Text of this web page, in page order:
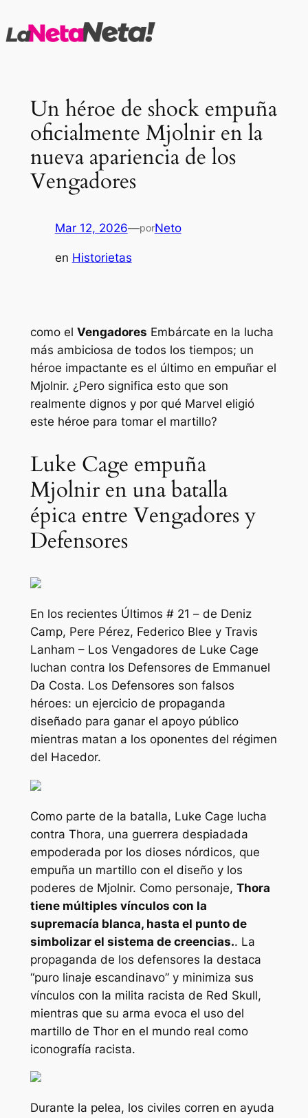
al
Un héroe de shock empuña
oficialmente Mjolnir en la
nueva apariencia de los
Vengadores
Mar 12, 2026—porNeto
en Historietas
como el Vengadores Embárcate en la lucha
más ambiciosa de todos los tiempos; un
héroe impactante es el último en empuñar el
Mjolnir. ¿Pero significa esto que son
realmente dignos y por qué Marvel eligió
este héroe para tomar el martillo?
Luke Cage empuña
Mjolnir en una batalla
épica entre Vengadores y
Defensores
En los recientes Últimos # 21 – de Deniz
Camp, Pere Pérez, Federico Blee y Travis
Lanham – Los Vengadores de Luke Cage
luchan contra los Defensores de Emmanuel
Da Costa. Los Defensores son falsos
héroes: un ejercicio de propaganda
diseñado para ganar el apoyo público
mientras matan a los oponentes del régimen
del Hacedor.
Como parte de la batalla, Luke Cage lucha
contra Thora, una guerrera despiadada
empoderada por los dioses nórdicos, que
empuña un martillo con el diseño y los
poderes de Mjolnir. Como personaje, Thora
tiene múltiples vínculos con la
supremacía blanca, hasta el punto de
simbolizar el sistema de creencias.. La
propaganda de los defensores la destaca
“puro linaje escandinavo” y minimiza sus
vínculos con la milita racista de Red Skull,
mientras que su arma evoca el uso del
martillo de Thor en el mundo real como
iconografía racista.
Durante la pelea, los civiles corren en ayuda